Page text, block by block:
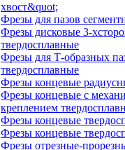
хвост&quot;
Фрезы для пазов
Фрезы дисковые 3-
твердосплавные
Фрезы для Т-образных
твердосплавные
Фрезы концевые
Фрезы концевые с
креплением
Фрезы концевые
Фрезы концевые
Фрезы отрезные-